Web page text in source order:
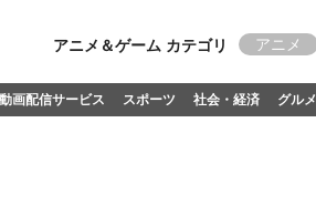
アニメ＆ゲーム カテゴリ アニメ
動画配信サービス スポーツ 社会・経済 グルメ